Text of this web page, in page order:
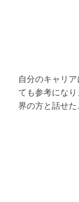
自分のキャリ
ても参考にな
界の方と話せ